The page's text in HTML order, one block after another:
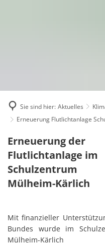
Sie sind hier: Aktuelles
Erneuerung Flutlichtanlage
Erneuerung
Flutlichtanlage
Schulzentrum
Kärlich
Erneuerung der
Flutlichtanlage im
Schulzentrum
Mülheim-Kärlich
Mit finanzieller
Bundes wurde im
Mülheim-